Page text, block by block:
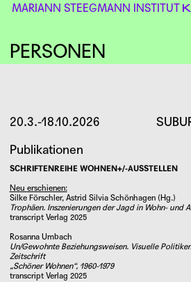
MARIANN STEEGMANN INSTITUT
PERSONEN
20.3.-18.10.2026
Publikationen
SCHRIFTENREIHE WOHNEN+/-AUSSTELLEN
Neu erschienen:
Silke Förschler, Astrid Silvia Schönhagen (Hg.)
Trophäen. Inszenierungen der Jagd in Wohn- und
transcript Verlag 2025
Rosanna Umbach
Un/Gewohnte Beziehungsweisen. Visuelle
Zeitschrift
„Schöner Wohnen“, 1960-1979
transcript Verlag 2025